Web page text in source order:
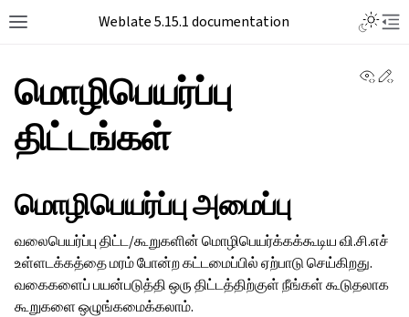
Weblate 5.15.1 documentation
மொழிபெயர்ப்பு
திட்டங்கள்
மொழிபெயர்ப்பு அமைப்பு
வலைபெயர்ப்பு திட்ட/கூறுகளின் மொழிபெயர்க்கக்கூடிய வி.சி.எச்
உள்ளடக்கத்தை மரம் போன்ற கட்டமைப்பில் ஏற்பாடு செய்கிறது.
வகைகளைப் பயன்படுத்தி ஒரு திட்டத்திற்குள் நீங்கள் கூடுதலாக
கூறுகளை ஒழுங்கமைக்கலாம்.